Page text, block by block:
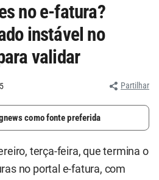
no e-fatura?
instável no
validar
Partilhar
como fonte preferida
terça-feira, que termina o
no portal e-fatura, com